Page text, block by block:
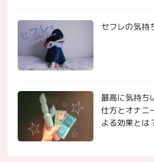
セフレの気持
最高に気持ち
仕方とオナニ
よる効果とは